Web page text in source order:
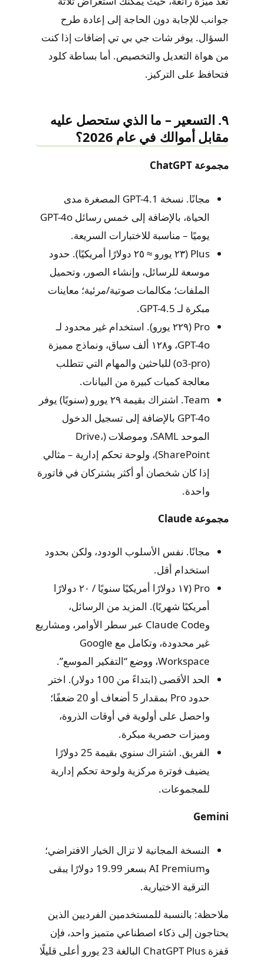
جوانب للإجابة دون الحاجة إلى إعادة طرح
السؤال. يوفر شات جي بي تي إضافات إذا كنت
من هواة التعديل والتخصيص. أما بساطة كلود
فتحافظ على التركيز.
٩. التسعير – ما الذي ستحصل عليه
مقابل أموالك في عام 2026؟
مجموعة ChatGPT
مجانًا. نسخة GPT-4.1 المصغرة مدى
الحياة، بالإضافة إلى خمس رسائل GPT-4o
يوميًا – مناسبة للاختبارات السريعة.
Plus (٢٣ يورو ≈ ٢٥ دولارًا أمريكيًا). حدود
موسعة للرسائل، وإنشاء الصور، وتحميل
الملفات؛ مكالمات صوتية/مرئية؛ معاينات
مبكرة لـ GPT-4.5.
Pro (٢٢٩ يورو). استخدام غير محدود لـ
GPT-4o، و١٢٨ ألف سياق، ونماذج مميزة
(o3-pro) للباحثين والمهام التي تتطلب
معالجة كميات كبيرة من البيانات.
Team. اشتراك بقيمة ٢٩ يورو (سنويًا) يوفر
GPT-4o بالإضافة إلى تسجيل الدخول
الموحد SAML، وموصلات (Drive،
SharePoint)، ولوحة تحكم إدارية – مثالي
إذا كان شخصان أو أكثر يشتركان في فاتورة
واحدة.
مجموعة Claude
مجانًا. نفس الأسلوب الودود، ولكن بحدود
استخدام أقل.
Pro (١٧ دولارًا أمريكيًا سنويًا / ٢٠ دولارًا
أمريكيًا شهريًا). المزيد من الرسائل،
وClaude Code عبر سطر الأوامر، ومشاريع
غير محدودة، وتكامل مع Google
Workspace، ووضع “التفكير الموسع”.
الحد الأقصى (ابتداءً من 100 دولار). اختر
حدود Pro بمقدار 5 أضعاف أو 20 ضعفًا؛
واحصل على أولوية في أوقات الذروة،
وميزات حصرية مبكرة.
الفريق. اشتراك سنوي بقيمة 25 دولارًا
يضيف فوترة مركزية ولوحة تحكم إدارية
للمجموعات.
Gemini
النسخة المجانية لا تزال الخيار الافتراضي؛
وAI Premium بسعر 19.99 دولارًا يبقى
الترقية الاختيارية.
ملاحظة: بالنسبة للمستخدمين الفرديين الذين
يحتاجون إلى ذكاء اصطناعي متميز واحد، فإن
قفزة ChatGPT Plus البالغة 23 يورو أعلى قليلًا